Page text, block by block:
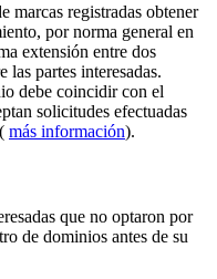
marcas registradas obtener
por norma general en
extensión entre dos
las partes interesadas.
debe coincidir con el
solicitudes efectuadas
más información).
que no optaron por
de dominios antes de su